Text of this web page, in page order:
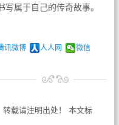
属于自己的传奇故事。
讯微博 人人网 微信
载请注明出处！ 本文标